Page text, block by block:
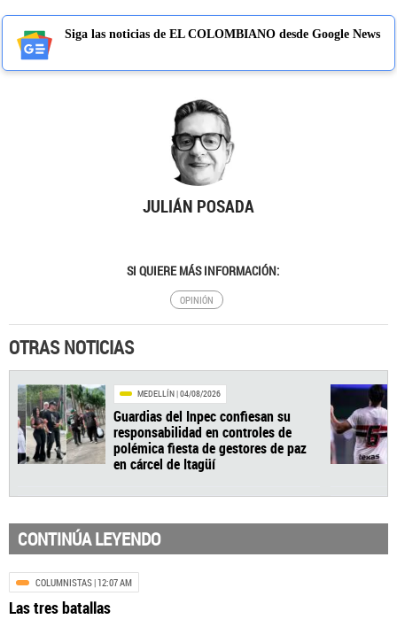
Siga las noticias de EL COLOMBIANO desde Google News
JULIÁN POSADA
SI QUIERE MÁS INFORMACIÓN:
OPINIÓN
OTRAS NOTICIAS
CONTINÚA LEYENDO
COLUMNISTAS| 12:07 AM
Las tres batallas